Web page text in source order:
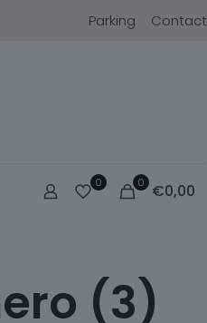
Parking Contact
0 0 €0,00
(3)